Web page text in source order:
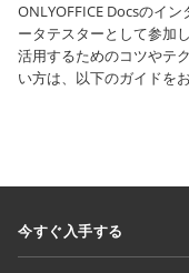
ONLYOFFICE Docsのイ
ータテスターとして参加
活用するためのコツやテ
い方は、以下のガイドを
今すぐ入手する